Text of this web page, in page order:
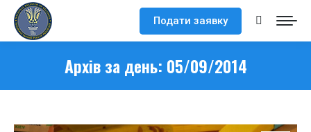
Подати заявку Search:
Архів за день: 05/09/2014